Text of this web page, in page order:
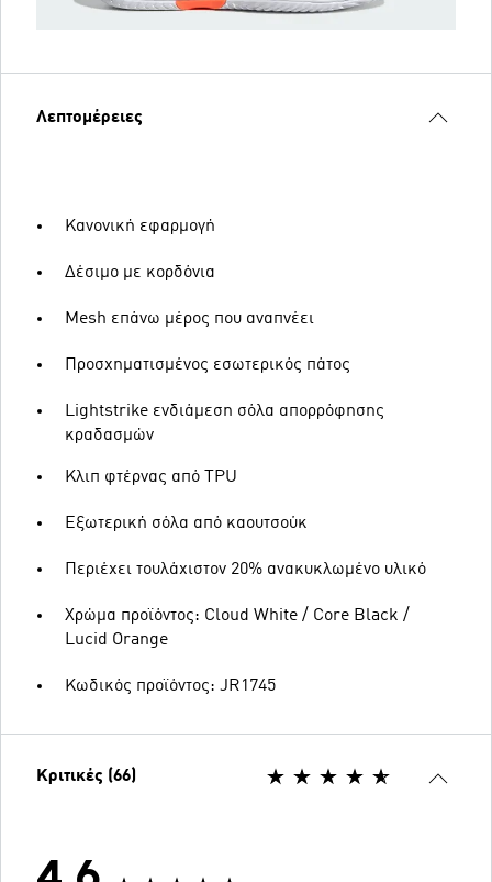
Λεπτομέρειες
Κανονική εφαρμογή
Δέσιμο με κορδόνια
Mesh επάνω μέρος που αναπνέει
Προσχηματισμένος εσωτερικός πάτος
Lightstrike ενδιάμεση σόλα απορρόφησης
κραδασμών
Κλιπ φτέρνας από TPU
Εξωτερική σόλα από καουτσούκ
Περιέχει τουλάχιστον 20% ανακυκλωμένο υλικό
Χρώμα προϊόντος: Cloud White / Core Black /
Lucid Orange
Κωδικός προϊόντος: JR1745
Κριτικές (66)